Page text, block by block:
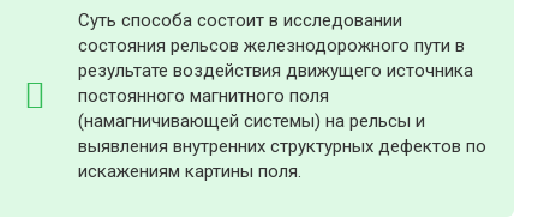
Суть способа состоит в исследовании
состояния рельсов железнодорожного пути в
результате воздействия движущего источника
постоянного магнитного поля
(намагничивающей системы) на рельсы и
выявления внутренних структурных дефектов по
искажениям картины поля.